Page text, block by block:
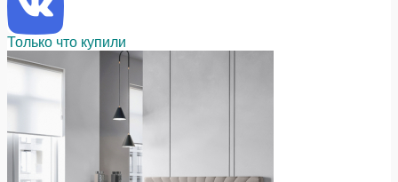
Только что купили